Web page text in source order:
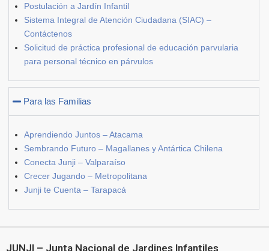
Postulación a Jardín Infantil
Sistema Integral de Atención Ciudadana (SIAC) –
Contáctenos
Solicitud de práctica profesional de educación parvularia
para personal técnico en párvulos
Para las Familias
Aprendiendo Juntos – Atacama
Sembrando Futuro – Magallanes y Antártica Chilena
Conecta Junji – Valparaíso
Crecer Jugando – Metropolitana
Junji te Cuenta – Tarapacá
JUNJI – Junta Nacional de Jardines Infantiles